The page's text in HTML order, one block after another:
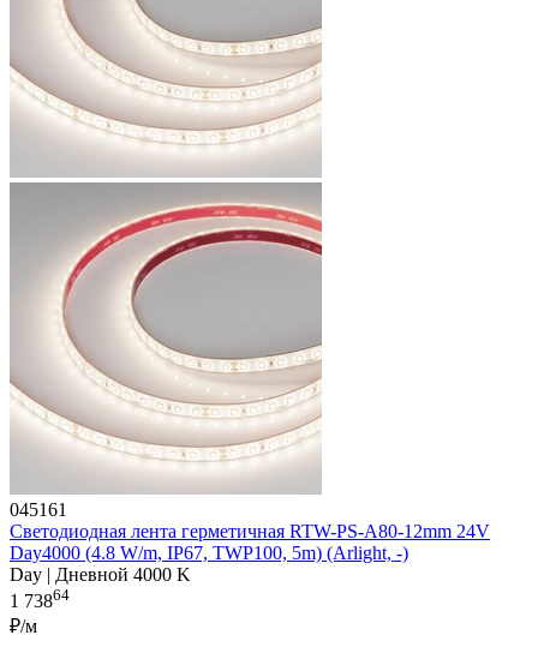
045161
Светодиодная лента герметичная RTW-PS-A80-12mm 24V
Day4000 (4.8 W/m, IP67, TWP100, 5m) (Arlight, -)
Day | Дневной 4000 K
1 73864
₽/м